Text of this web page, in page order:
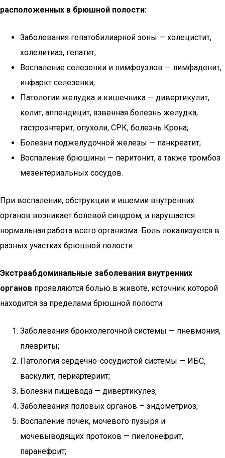
расположенных в брюшной полости:
Заболевания гепатобилиарной зоны — холецистит,
холелитиаз, гепатит;
Воспаление селезенки и лимфоузлов — лимфаденит,
инфаркт селезенки;
Патологии желудка и кишечника — дивертикулит,
колит, аппендицит, язвенная болезнь желудка,
гастроэнтерит, опухоли, СРК, болезнь Крона;
Болезни поджелудочной железы — панкреатит;
Воспаление брюшины — перитонит, а также тромбоз
мезентериальных сосудов.
При воспалении, обструкции и ишемии внутренних
органов возникает болевой синдром, и нарушается
нормальная работа всего организма. Боль локализуется в
разных участках брюшной полости.
Экстраабдоминальные заболевания внутренних
органов проявляются болью в животе, источник которой
находится за пределами брюшной полости:
Заболевания бронхолегочной системы — пневмония,
плевриты;
Патология сердечно-сосудистой системы — ИБС,
васкулит, периартериит;
Болезни пищевода — дивертикулез;
Заболевания половых органов – эндометриоз;
Воспаление почек, мочевого пузыря и
мочевыводящих протоков — пиелонефрит,
паранефрит;